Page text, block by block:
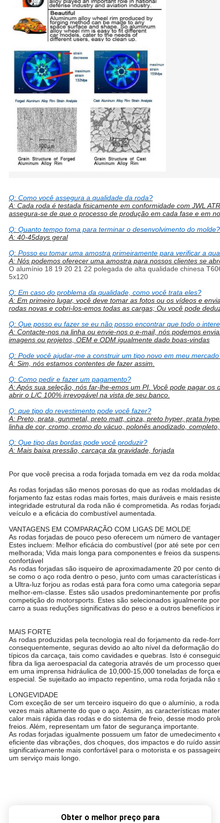
Q: Como você assegura a qualidade da roda?
A: Cada roda é testada fisicamente em conformidade com JWL
assegura-se de que o processo de produção em cada fase e em
Q: Quanto tempo toma para terminar o desenvolvimento do molde?
A: 40-45days geral
Q: Posso eu tomar uma amostra primeiramente para verificar a
A: Nós podemos oferecer uma amostra para nossos clientes se
O alumínio 18 19 20 21 22 polegada de alta qualidade chinesa
5x120
Q: Em caso do problema da qualidade, como você trata eles?
A: Em primeiro lugar, você deve tomar as fotos ou os vídeos e
rodas novas e cobri-los-emos todas as cargas; Ou você pode
Q: Que posso eu fazer se eu não posso encontrar que todo o
A: Contacte-nos na linha ou envie-nos o e-mail, nós podemos
imagens ou projetos, OEM e ODM igualmente dado boas-vindas
Q: Pode você ajudar-me a construir um tipo novo em meu
A: Sim, nós estamos contentes de fazer assim.
Q: Como pedir e fazer um pagamento?
A: Após sua seleção, nós far-lhe-emos um PI. Você pode pagar
abrir o L/C 100% irrevogável na vista de seu banco.
Q: que tipo do revestimento pode você fazer?
A: Preto, prata, gunmetal, preto matt, cinza, preto hyper, prata
linha de cor, cromo, cromo do vácuo, polonês anodizado,
Q: Que tipo das bordas pode você produzir?
A: Mais baixa pressão, carcaça da gravidade, forjada
Por que você precisa a roda forjada tomada em vez da roda
As rodas forjadas são menos porosas do que as rodas moldadas
forjamento faz estas rodas mais fortes, mais duráveis e mais
integridade estrutural da roda não é comprometida. As rodas
veículo e a eficácia do combustível aumentada.
VANTAGENS EM COMPARAÇÃO COM LIGAS DE MOLDE
As rodas forjadas de pouco peso oferecem um número de
Estes incluem: Melhor eficácia do combustível (por até sete por
melhorada; Vida mais longa para componentes e freios da
confortável
As rodas forjadas são isqueiro de aproximadamente 20 por cento
se como o aço roda dentro o peso, junto com umas
a Ultra-luz forjou as rodas está para fora como uma categoria
melhor-em-classe. Estes são usados predominantemente por
competição do motorsports. Estes são selecionados igualmente
carro a suas reduções significativas do peso e a outros benefícios
MAIS FORTE
As rodas produzidas pela tecnologia real do forjamento da rede-
consequentemente, seguras devido ao alto nível da deformação
típicos da carcaça, tais como cavidades e quebras. Isto é
fibra da liga aeroespacial da categoria através de um processo
em uma imprensa hidráulica de 10,000-15,000 toneladas de força
especial. Se sujeitado ao impacto repentino, uma roda forjada
LONGEVIDADE
Com exceção de ser um terceiro isqueiro do que o alumínio, a
vezes mais altamente do que o aço. Assim, as características
calor mais rápida das rodas e do sistema de freio, desse modo
freios. Além, representam um fator de segurança importante.
As rodas forjadas igualmente possuem um fator de
eficiente das vibrações, dos choques, dos impactos e do ruído
significativamente mais confortável para o motorista e os
um serviço mais longo.
Obter o melhor preço para